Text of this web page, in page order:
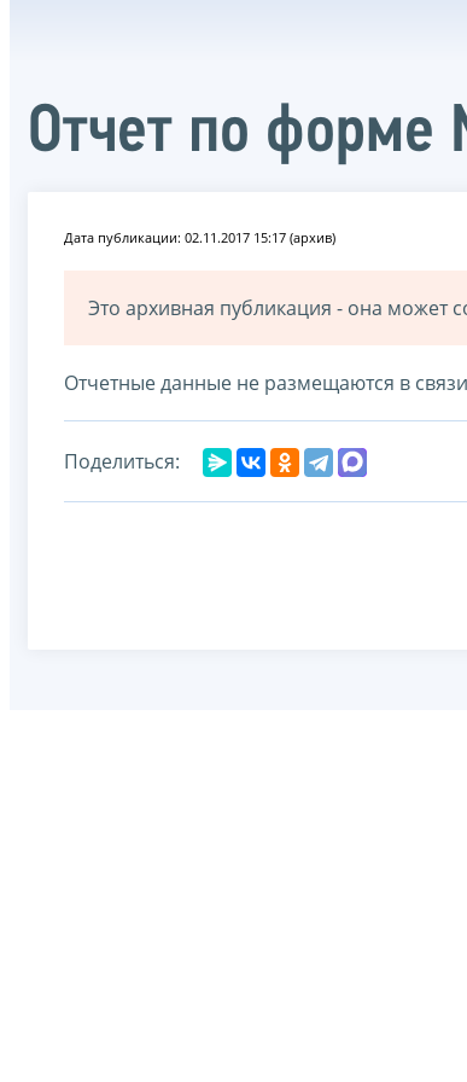
Отчет по
Дата публикации: 02.11.2017 15:17 (архив)
Это архивная публикация - она может
Отчетные данные не размещаются в
Поделиться: